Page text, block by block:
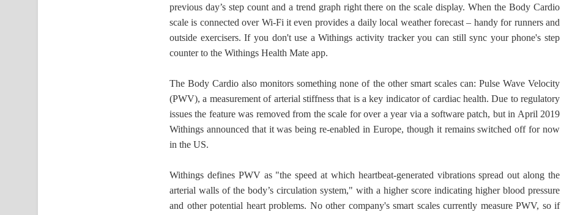
previous day’s step count and a trend graph right there on the scale display. When the Body Cardio
scale is connected over Wi-Fi it even provides a daily local weather forecast – handy for runners and
outside exercisers. If you don't use a Withings activity tracker you can still sync your phone's step
counter to the Withings Health Mate app.
The Body Cardio also monitors something none of the other smart scales can: Pulse Wave Velocity
(PWV), a measurement of arterial stiffness that is a key indicator of cardiac health. Due to regulatory
issues the feature was removed from the scale for over a year via a software patch, but in April 2019
Withings announced that it was being re-enabled in Europe, though it remains switched off for now
in the US.
Withings defines PWV as "the speed at which heartbeat-generated vibrations spread out along the
arterial walls of the body’s circulation system," with a higher score indicating higher blood pressure
and other potential heart problems. No other company's smart scales currently measure PWV, so if